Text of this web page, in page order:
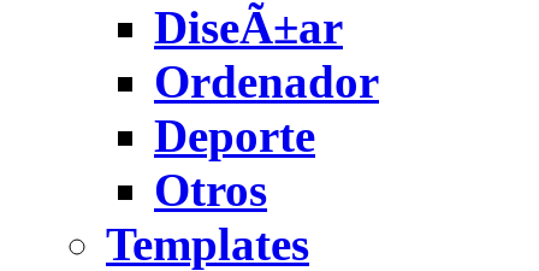
DiseÃ±ar
Ordenador
Deporte
Otros
Templates